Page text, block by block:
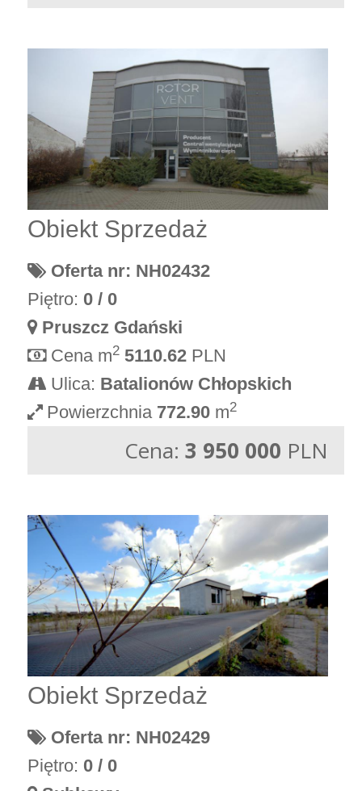
Obiekt Sprzedaż
Oferta nr: NH02432
Piętro: 0 / 0
Pruszcz Gdański
Cena m2 5110.62 PLN
Ulica: Batalionów Chłopskich
Powierzchnia 772.90 m2
Cena: 3 950 000 PLN
Obiekt Sprzedaż
Oferta nr: NH02429
Piętro: 0 / 0